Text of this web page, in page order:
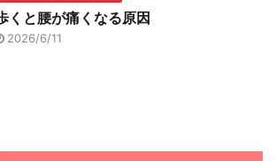
くと腰が痛くなる原因
2026/6/11